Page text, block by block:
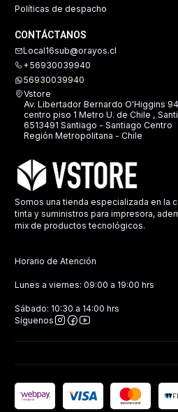
Políticas de despacho
CONTÁCTANOS
Local16sub@orayos.cl
+56930039940
56930039940
Vstore
Av. Libertador Bernardo O'Higgins
centro piso 1 Metro U. de Chile ,
6513491 Santiago - Santiago Centro
Región Metropolitana - Chile
Somos una tienda especializada en la
tinta y suministros para impresora,
mix de productos tecnológicos.
Horario de Atención
Lunes a viernes: 09:00 a 19:00 hrs
Sábado: 10:30 a 14:00 hrs
Síguenos